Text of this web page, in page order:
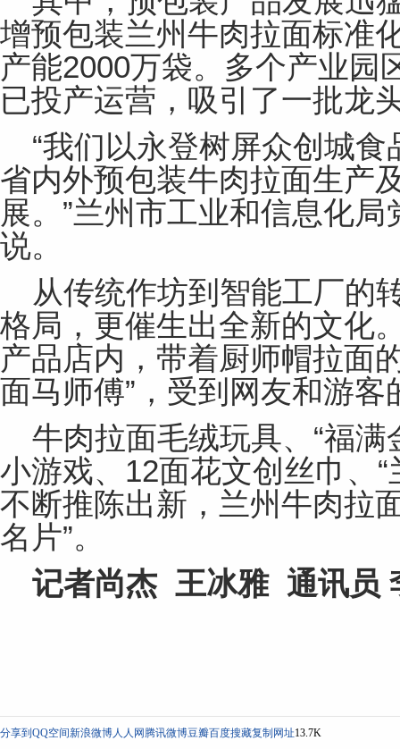
增预包装兰州牛肉拉面标准
产能2000万袋。多个产业园
已投产运营，吸引了一批龙
“我们以永登树屏众创城
省内外预包装牛肉拉面生产
展。”兰州市工业和信息化
说。
从传统作坊到智能工厂的
格局，更催生出全新的文化
产品店内，带着厨师帽拉面
面马师傅”，受到网友和游客
牛肉拉面毛绒玩具、“福
小游戏、12面花文创丝巾、
不断推陈出新，兰州牛肉拉
名片”。
记者尚杰 王冰雅 通讯员
分享到 QQ空间新浪微博人人网 腾讯微博豆瓣百度搜藏复制网址13.7K